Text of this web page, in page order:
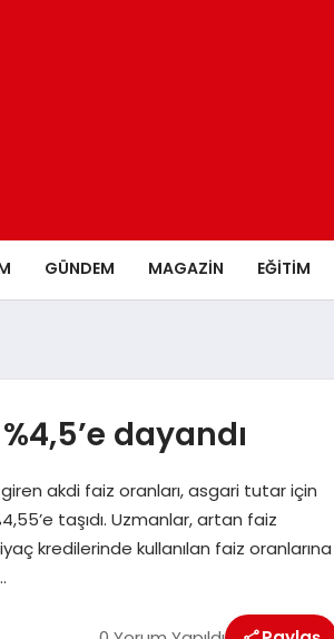
GÜNDEM MAGAZIN EĞITIM
dayandı
giren akdi faiz oranları, asgari tutar için
taşıdı. Uzmanlar, artan faiz
kredilerinde kullanılan faiz oranlarına